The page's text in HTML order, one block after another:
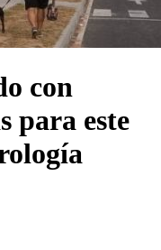
con
para este